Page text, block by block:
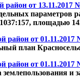
от 13.11.2017
параметров
площадью
район от 01.11.2017
план
район от 01.11.2017
и